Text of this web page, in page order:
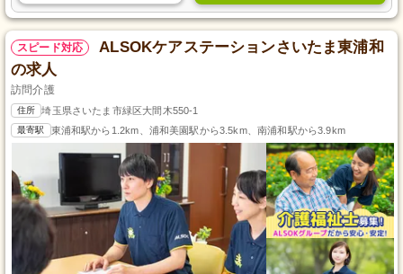
スピード対応
ALSOKケアステーションさいたま東浦和
の求人
訪問介護
住所 埼玉県さいたま市緑区大間木550-1
最寄駅 東浦和駅から1.2km、浦和美園駅から3.5km、南浦和駅から3.9km